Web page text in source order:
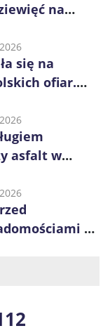
na
się na
ofiar.
asfalt w
o